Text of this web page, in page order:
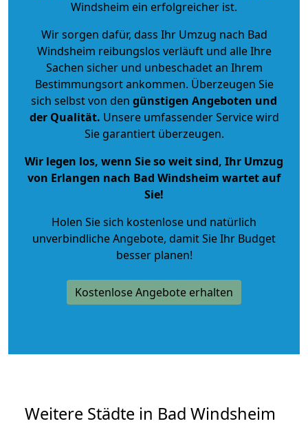
Windsheim ein erfolgreicher ist.
Wir sorgen dafür, dass Ihr Umzug nach Bad
Windsheim reibungslos verläuft und alle Ihre
Sachen sicher und unbeschadet an Ihrem
Bestimmungsort ankommen. Überzeugen Sie
sich selbst von den günstigen Angeboten und
der Qualität. Unsere umfassender Service wird
Sie garantiert überzeugen.
Wir legen los, wenn Sie so weit sind, Ihr Umzug
von Erlangen nach Bad Windsheim wartet auf
Sie!
Holen Sie sich kostenlose und natürlich
unverbindliche Angebote, damit Sie Ihr Budget
besser planen!
Kostenlose Angebote erhalten
Weitere Städte in Bad Windsheim